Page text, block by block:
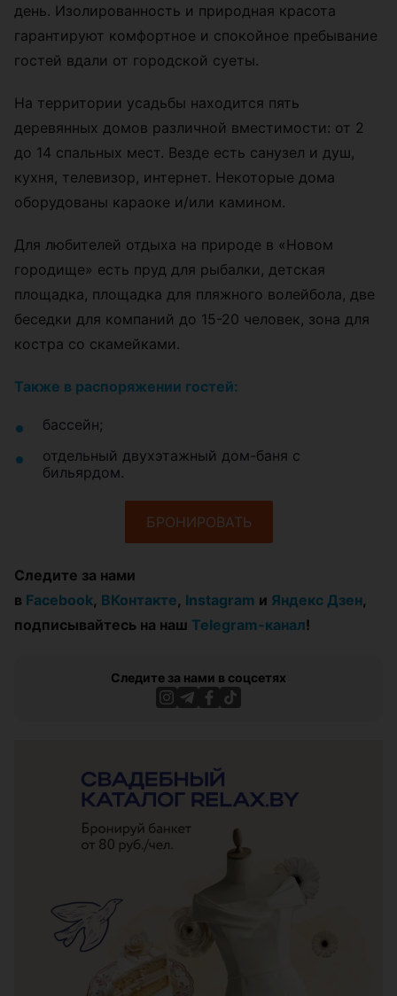
день. Изолированность и природная красота
гарантируют комфортное и спокойное пребывание
гостей вдали от городской суеты.
На территории усадьбы находится пять
деревянных домов различной вместимости: от 2
до 14 спальных мест. Везде есть санузел и душ,
кухня, телевизор, интернет. Некоторые дома
оборудованы караоке и/или камином.
Для любителей отдыха на природе в «Новом
городище» есть пруд для рыбалки, детская
площадка, площадка для пляжного волейбола, две
беседки для компаний до 15-20 человек, зона для
костра со скамейками.
Также в распоряжении гостей:
бассейн;
отдельный двухэтажный дом-баня с
бильярдом.
БРОНИРОВАТЬ
Следите за нами
в Facebook, ВКонтакте, Instagram и Яндекс Дзен,
подписывайтесь на наш Telegram-канал!
Следите за нами в соцсетях